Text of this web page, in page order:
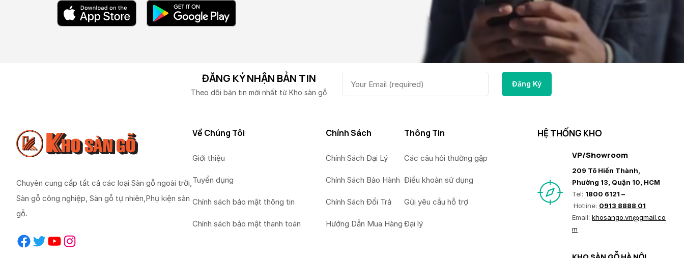
ĐĂNG KÝ NHẬN BẢN TIN
Theo dõi bản tin mời nhất từ Kho sàn gỗ
Chuyên cung cấp tất cả các loại Sàn gỗ ngoài trời,
Sàn gỗ công nghiệp, Sàn gỗ tự nhiên,Phụ kiện sàn
gỗ.
Facebook Twitter YouTube Instagram
Về Chúng Tôi
Giới thiệu
Tuyển dụng
Chính sách bảo mật thông tin
Chính sách bảo mật thanh toán
Chính Sách
Chính Sách Đại Lý
Chính Sách Bảo Hành
Chính Sách Đổi Trả
Hướng Dẫn Mua Hàng
Thông Tin
Các câu hỏi thường gặp
Điều khoản sử dụng
Gửi yêu cầu hỗ trợ
Đại lý
HỆ THỐNG KHO
VP/Showroom
209 Tô Hiến Thành,
Phường 13, Quận 10, HCM
Tel: 1800 6121 –
Hotline: 0913 8888 01
Email: khosango.vn@gmail.co
m